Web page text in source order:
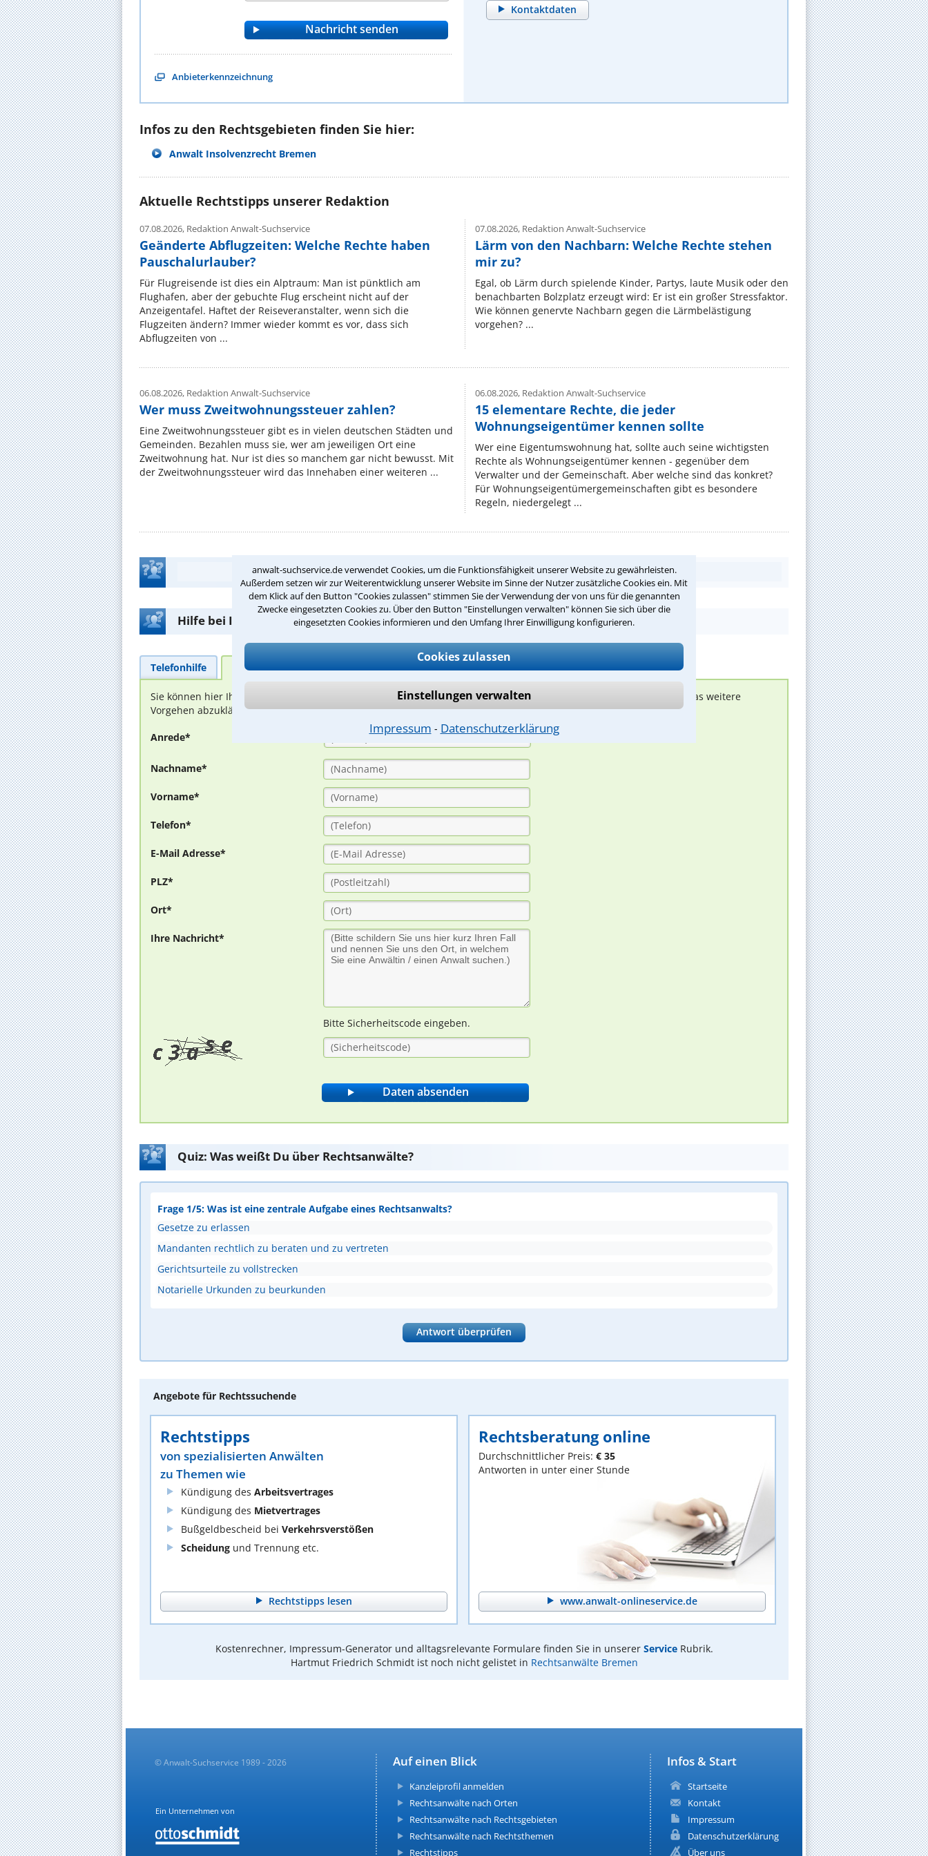
anwalt-suchservice.de verwendet Cookies, um die Funktionsfähigkeit unserer Website zu gewährleisten.
Außerdem setzen wir zur Weiterentwicklung unserer Website im Sinne der Nutzer zusätzliche Cookies ein. Mit
dem Klick auf den Button "Cookies zulassen" stimmen Sie der Verwendung der von uns für die genannten
Zwecke eingesetzten Cookies zu. Über den Button "Einstellungen verwalten" können Sie sich über die
eingesetzten Cookies informieren und den Umfang Ihrer Einwilligung konfigurieren.
Cookies zulassen
Einstellungen verwalten
Impressum ⁃ Datenschutzerklärung
Anbieterkennzeichnung
Kontaktdaten
Infos zu den Rechtsgebieten finden Sie hier:
Anwalt Insolvenzrecht Bremen
Aktuelle Rechtstipps unserer Redaktion
07.08.2026, Redaktion Anwalt-Suchservice
Geänderte Abflugzeiten: Welche Rechte haben
Pauschalurlauber?
Für Flugreisende ist dies ein Alptraum: Man ist pünktlich am
Flughafen, aber der gebuchte Flug erscheint nicht auf der
Anzeigentafel. Haftet der Reiseveranstalter, wenn sich die
Flugzeiten ändern? Immer wieder kommt es vor, dass sich
Abflugzeiten von ...
07.08.2026,Redaktion Anwalt-Suchservice
Lärm von den Nachbarn: Welche Rechte stehen
mir zu?
Egal, ob Lärm durch spielende Kinder, Partys, laute Musik oder den
benachbarten Bolzplatz erzeugt wird: Er ist ein großer Stressfaktor.
Wie können genervte Nachbarn gegen die Lärmbelästigung
vorgehen? ...
06.08.2026, Redaktion Anwalt-Suchservice
Wer muss Zweitwohnungssteuer zahlen?
Eine Zweitwohnungssteuer gibt es in vielen deutschen Städten und
Gemeinden. Bezahlen muss sie, wer am jeweiligen Ort eine
Zweitwohnung hat. Nur ist dies so manchem gar nicht bewusst. Mit
der Zweitwohnungssteuer wird das Innehaben einer weiteren ...
06.08.2026,Redaktion Anwalt-Suchservice
15 elementare Rechte, die jeder
Wohnungseigentümer kennen sollte
Wer eine Eigentumswohnung hat, sollte auch seine wichtigsten
Rechte als Wohnungseigentümer kennen - gegenüber dem
Verwalter und der Gemeinschaft. Aber welche sind das konkret?
Für Wohnungseigentümergemeinschaften gibt es besondere
Regeln, niedergelegt ...
Teste Dein Rechtswissen
Hilfe bei Ihrer Anwaltsuche?
Telefonhilfe Beratungsanfrage
Sie können hier Ihren Fall schildern. Anschließend werden sich spezialisierte Rechtsanwälte bei Ihnen melden, um das weitere
Vorgehen abzuklären. Die Rückmeldung durch einen Anwalt ist für Sie kostenlos.
Anrede*
Nachname*
Vorname*
Telefon*
E-Mail Adresse*
PLZ*
Ort*
Ihre Nachricht*
Bitte Sicherheitscode eingeben.
Quiz: Was weißt Du über Rechtsanwälte?
Frage 1/5: Was ist eine zentrale Aufgabe eines Rechtsanwalts?
Gesetze zu erlassen
Mandanten rechtlich zu beraten und zu vertreten
Gerichtsurteile zu vollstrecken
Notarielle Urkunden zu beurkunden
Antwort überprüfen
Angebote für Rechtssuchende
Rechtstipps
von spezialisierten Anwälten
zu Themen wie
Kündigung des Arbeitsvertrages
Kündigung des Mietvertrages
Bußgeldbescheid bei Verkehrsverstößen
Scheidung und Trennung etc.
Rechtstipps lesen
Rechtsberatung online
Durchschnittlicher Preis: € 35
Antworten in unter einer Stunde
www.anwalt-onlineservice.de
Kostenrechner, Impressum-Generator und alltagsrelevante Formulare finden Sie in unserer ServiceRubrik.
Hartmut Friedrich Schmidt ist noch nicht gelistet in Rechtsanwälte Bremen
Infos & Start
Startseite
Kontakt
Impressum
Datenschutzerklärung
Über uns
Auf einen Blick
Kanzleiprofil anmelden
Rechtsanwälte nach Orten
Rechtsanwälte nach Rechtsgebieten
Rechtsanwälte nach Rechtsthemen
Rechtstipps
© Anwalt-Suchservice 1989 - 2026
Ein Unternehmen von